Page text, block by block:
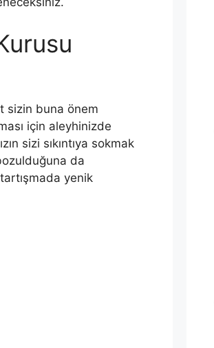
sizin buna önem
için aleyhinizde
sizi sıkıntıya sokmak
da
yenik